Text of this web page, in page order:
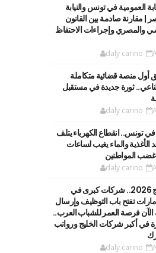
العمومية في تونس والنيابة
| مقارنة صادمة بين القانون
والمصري وإجراءات الاحتفاظ
daly carino
أول منصة قضائية متكاملة
ثورة جديدة في مستقبل
daly carino
تونس.. انقطاع الكهرباء يتلف
الأغذية والماء يغيب لساعات
المواطنين
daly carino
وظائف الخليج 2026.. شركات كبرى في
تفتح باب التوظيف وإرسال
الآن فرصة العمر للشباب العرب..
في أكبر شركات الخليج ورواتب
daly carino